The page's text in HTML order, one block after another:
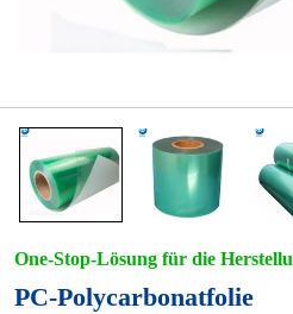
One-Stop-Lösung für die
PC-Polycarbonatfolie